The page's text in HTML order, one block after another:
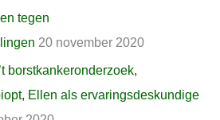
tegen
20 november 2020
borstkankeronderzoek,
Ellen als ervaringsdeskundige